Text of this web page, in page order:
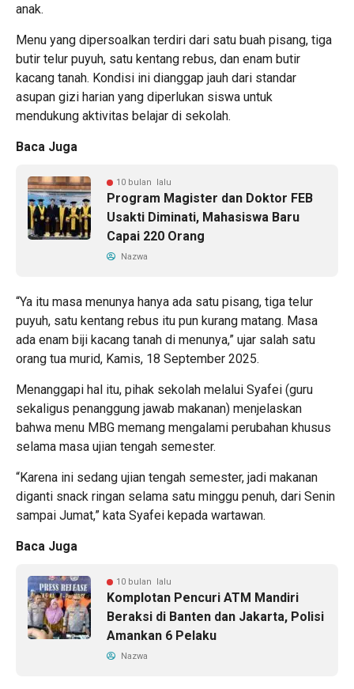
anak.
Menu yang dipersoalkan terdiri dari satu buah pisang, tiga
butir telur puyuh, satu kentang rebus, dan enam butir
kacang tanah. Kondisi ini dianggap jauh dari standar
asupan gizi harian yang diperlukan siswa untuk
mendukung aktivitas belajar di sekolah.
Baca Juga
10 bulan lalu
Program Magister dan Doktor FEB
Usakti Diminati, Mahasiswa Baru
Capai 220 Orang
Nazwa
“Ya itu masa menunya hanya ada satu pisang, tiga telur
puyuh, satu kentang rebus itu pun kurang matang. Masa
ada enam biji kacang tanah di menunya,” ujar salah satu
orang tua murid, Kamis, 18 September 2025.
Menanggapi hal itu, pihak sekolah melalui Syafei (guru
sekaligus penanggung jawab makanan) menjelaskan
bahwa menu MBG memang mengalami perubahan khusus
selama masa ujian tengah semester.
“Karena ini sedang ujian tengah semester, jadi makanan
diganti snack ringan selama satu minggu penuh, dari Senin
sampai Jumat,” kata Syafei kepada wartawan.
Baca Juga
10 bulan lalu
Komplotan Pencuri ATM Mandiri
Beraksi di Banten dan Jakarta, Polisi
Amankan 6 Pelaku
Nazwa